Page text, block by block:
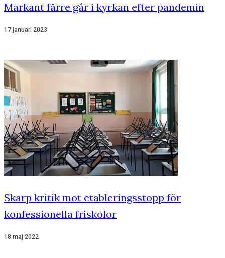
Markant färre går i kyrkan efter pandemin
17 januari 2023
Skarp kritik mot etableringsstopp för
konfessionella friskolor
18 maj 2022